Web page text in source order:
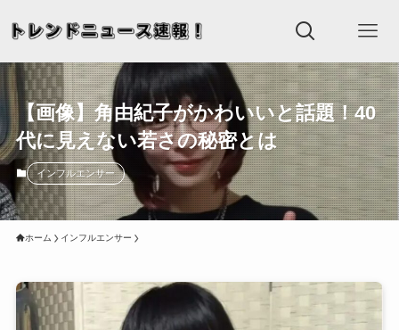
【画像】角由紀子がかわいいと話題！40
代に見えない若さの秘密とは
インフルエンサー
ホーム インフルエンサー